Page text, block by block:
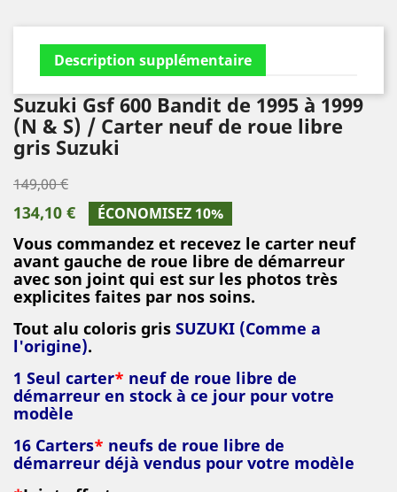
Description supplémentaire
Suzuki Gsf 600 Bandit de 1995 à 1999
(N & S) / Carter neuf de roue libre
gris Suzuki
149,00 €
134,10 € ÉCONOMISEZ 10%
Vous commandez et recevez le carter neuf
avant gauche de roue libre de démarreur
avec son joint qui est sur les photos très
explicites faites par nos soins.
Tout alu coloris gris SUZUKI (Comme a
l'origine).
1 Seul carter* neuf de roue libre de
démarreur en stock à ce jour pour votre
modèle
16 Carters* neufs de roue libre de
démarreur déjà vendus pour votre modèle